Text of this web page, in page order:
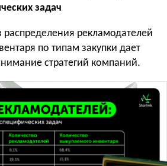
задач
рекламодателей
по типам закупки дает
стратегий компаний.